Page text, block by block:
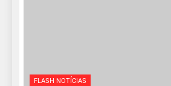
FLASH NOTÍCIAS